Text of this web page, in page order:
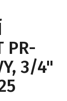
PR-
3/4"